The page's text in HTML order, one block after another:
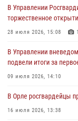
первое полугодие
05 августа 2026, 13:12
совершении
04 августа 2026, 14:21
04 августа 2026, 14:06
В Управлении
торжественное
28 июля 2026, 15:08
В Управлении
подвели итоги за
09 июля 2026, 14:10
В Орле росгвардейцы
16 июля 2026, 13:38